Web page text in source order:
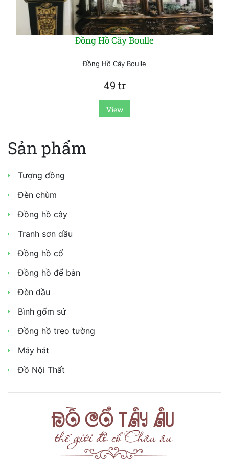
Đồng Hồ Cây Boulle
Đồng Hồ Cây Boulle
49 tr
View
Sản phẩm
Tượng đồng
Đèn chùm
Đồng hồ cây
Tranh sơn dầu
Đồng hồ cổ
Đồng hồ để bàn
Đèn dầu
Bình gốm sứ
Đồng hồ treo tường
Máy hát
Đồ Nội Thất
Tranh
sơn
dầu
bàn
dầu
gốm
sứ
Pha
lê
Máy
Giới
hệ